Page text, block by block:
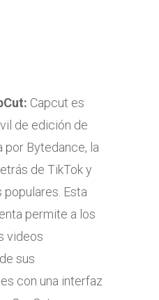
Capcut es
de edición de
por Bytedance, la
de TikTok y
Esta
permite a los
videos
sus
con una interfaz